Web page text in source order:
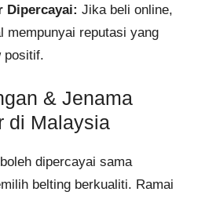
Dipercayai: Jika beli online,
mempunyai reputasi yang
positif.
& Jenama
di Malaysia
dipercayai sama
belting berkualiti. Ramai